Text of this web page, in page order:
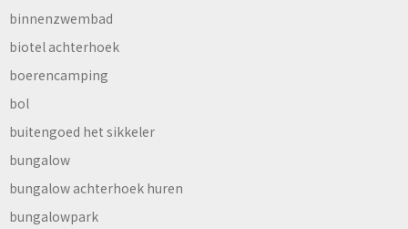
binnenzwembad
biotel achterhoek
boerencamping
bol
buitengoed het sikkeler
bungalow
bungalow achterhoek huren
bungalowpark